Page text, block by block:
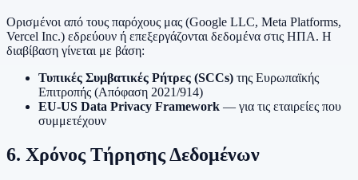
Ορισμένοι από τους παρόχους μας (Google LLC, Meta Platforms,
Vercel Inc.) εδρεύουν ή επεξεργάζονται δεδομένα στις ΗΠΑ. Η
διαβίβαση γίνεται με βάση:
Τυπικές Συμβατικές Ρήτρες (SCCs) της Ευρωπαϊκής
Επιτροπής (Απόφαση 2021/914)
EU-US Data Privacy Framework — για τις εταιρείες που
συμμετέχουν
6. Χρόνος Τήρησης Δεδομένων